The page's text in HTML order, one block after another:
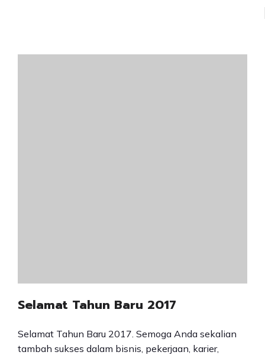
Selamat Tahun Baru 2017
Selamat Tahun Baru 2017. Semoga Anda sekalian
tambah sukses dalam bisnis, pekerjaan, karier,